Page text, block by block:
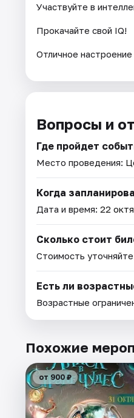
Участвуйте в
Прокачайте свой IQ!
Отличное настроение
Вопросы и
Где пройдет
Место проведения:
Когда
Дата и время: 22
Сколько стоит
Стоимость
Есть ли
Возрастные
Похожие
от 900 ₽